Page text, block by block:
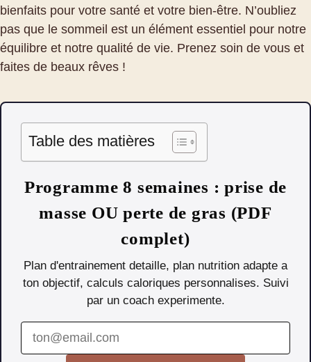
bienfaits pour votre santé et votre bien-être. N’oubliez
pas que le sommeil est un élément essentiel pour notre
équilibre et notre qualité de vie. Prenez soin de vous et
faites de beaux rêves !
Table des matières
Programme 8 semaines : prise de
masse OU perte de gras (PDF
complet)
Plan d'entrainement detaille, plan nutrition adapte a
ton objectif, calculs caloriques personnalises. Suivi
par un coach experimente.